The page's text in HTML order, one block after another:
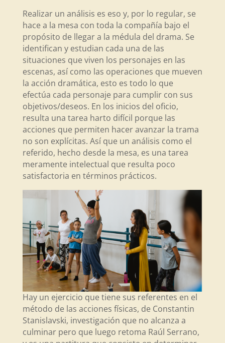
Realizar un análisis es eso y, por lo regular, se
hace a la mesa con toda la compañía bajo el
propósito de llegar a la médula del drama. Se
identifican y estudian cada una de las
situaciones que viven los personajes en las
escenas, así como las operaciones que mueven
la acción dramática, esto es todo lo que
efectúa cada personaje para cumplir con sus
objetivos/deseos. En los inicios del oficio,
resulta una tarea harto difícil porque las
acciones que permiten hacer avanzar la trama
no son explícitas. Así que un análisis como el
referido, hecho desde la mesa, es una tarea
meramente intelectual que resulta poco
satisfactoria en términos prácticos.
Hay un ejercicio que tiene sus referentes en el
método de las acciones físicas, de Constantin
Stanislavski, investigación que no alcanza a
culminar pero que luego retoma Raúl Serrano,